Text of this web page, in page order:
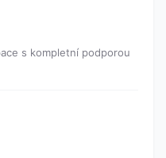
s kompletní podporou